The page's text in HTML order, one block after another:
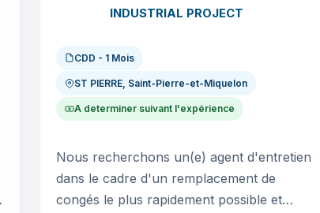
INDUSTRIAL PROJECT
CDD - 1 Mois
ST PIERRE, Saint-Pierre-et-Miquelon
A determiner suivant l'expérience
Nous recherchons un(e) agent d'entretien
dans le cadre d'un remplacement de
congés le plus rapidement possible et